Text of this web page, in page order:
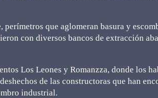
que aglomeran basura y
con diversos bancos de extracción
Los Leones y Romanzza, donde los
de las constructoras que han
industrial.